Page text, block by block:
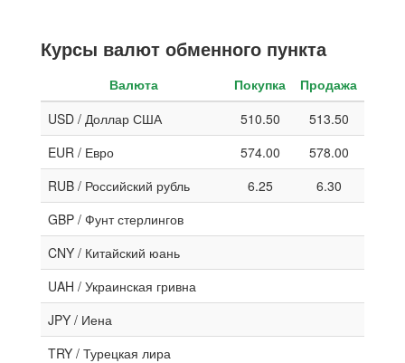
Курсы валют обменного пункта
Валюта Покупка
Продажа
USD / Доллар США
510.50
513.50
EUR / Евро
574.00
578.00
RUB / Российский рубль
6.25
6.30
GBP / Фунт стерлингов
CNY / Китайский юань
UAH / Украинская гривна
JPY / Иена
TRY / Турецкая лира